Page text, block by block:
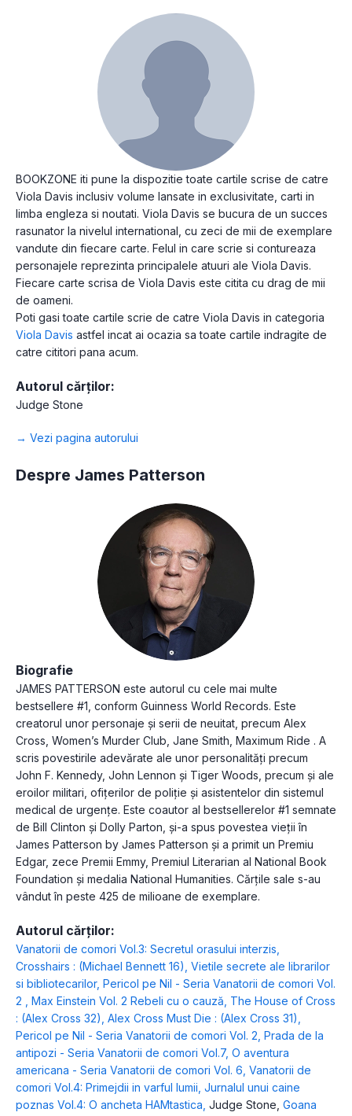
BOOKZONE iti pune la dispozitie toate cartile scrise de catre
Viola Davis inclusiv volume lansate in exclusivitate, carti in
limba engleza si noutati. Viola Davis se bucura de un succes
rasunator la nivelul international, cu zeci de mii de exemplare
vandute din fiecare carte. Felul in care scrie si contureaza
personajele reprezinta principalele atuuri ale Viola Davis.
Fiecare carte scrisa de Viola Davis este citita cu drag de mii
de oameni.
Poti gasi toate cartile scrie de catre Viola Davis in categoria
Viola Davis astfel incat ai ocazia sa toate cartile indragite de
catre cititori pana acum.
Autorul cărților:
Judge Stone
→ Vezi pagina autorului
Despre James Patterson
Biografie
JAMES PATTERSON este autorul cu cele mai multe
bestsellere #1, conform Guinness World Records. Este
creatorul unor personaje și serii de neuitat, precum Alex
Cross, Women’s Murder Club, Jane Smith, Maximum Ride . A
scris povestirile adevărate ale unor personalități precum
John F. Kennedy, John Lennon și Tiger Woods, precum și ale
eroilor militari, ofițerilor de poliție și asistentelor din sistemul
medical de urgențe. Este coautor al bestsellerelor #1 semnate
de Bill Clinton și Dolly Parton, și-a spus povestea vieții în
James Patterson by James Patterson și a primit un Premiu
Edgar, zece Premii Emmy, Premiul Literarian al National Book
Foundation și medalia National Humanities. Cărțile sale s-au
vândut în peste 425 de milioane de exemplare.
Autorul cărților:
Vanatorii de comori Vol.3: Secretul orasului interzis
Crosshairs : (Michael Bennett 16) Vietile secrete ale librarilor
si bibliotecarilor, Pericol pe Nil - Seria Vanatorii de comori Vol.
2
Max Einstein Vol. 2 Rebeli cu o cauză The House of Cross
: (Alex Cross 32) Alex Cross Must Die : (Alex Cross 31)
Pericol pe Nil - Seria Vanatorii de comori Vol. 2 Prada de la
antipozi - Seria Vanatorii de comori Vol.7, O aventura
americana - Seria Vanatorii de comori Vol. 6 Vanatorii de
comori Vol.4: Primejdii in varful lumii Jurnalul unui caine
poznas Vol.4: O ancheta HAMtastica Judge Stone Goana